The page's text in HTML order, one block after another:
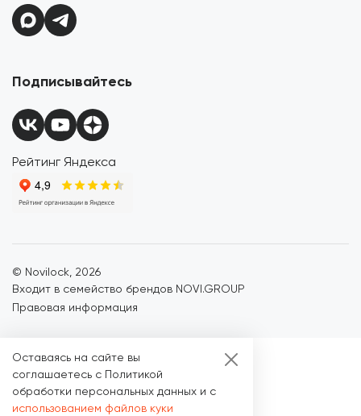
Подписывайтесь
Рейтинг Яндекса
© Novilock, 2026
Входит в семейство брендов NOVI.GROUP
Правовая информация
Оставаясь на сайте вы
соглашаетесь с Политикой
обработки персональных данных и с
использованием файлов куки